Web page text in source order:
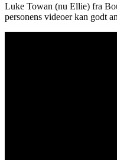
Luke Towan (nu Ellie) fra
personens videoer kan godt